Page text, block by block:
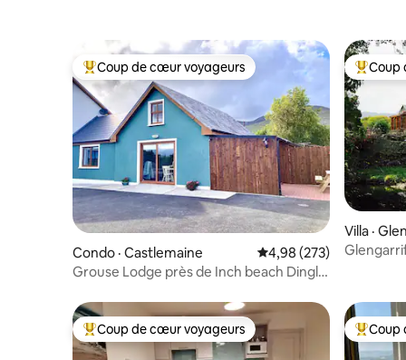
Coup de cœur voyageurs parmi les plus aimés
Coup de cœur voyageurs
Condo · Castlemaine Note moyenne de 4,98
4,98 (273)
Grouse Lodge près de Inch beach Dingle
CoupCoup
Villa ·
Coup de cœur voyageurs parmi les plus aimés
Coup de cœur voyageurs CoupCoup